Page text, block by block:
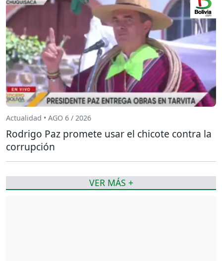
Actualidad • AGO 6 / 2026
Rodrigo Paz promete usar el chicote contra la
corrupción
VER MÁS +